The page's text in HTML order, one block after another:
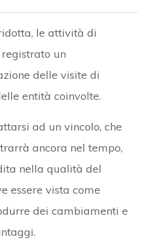
le attività di
un
delle visite di
entità coinvolte.
ad un vincolo, che
ancora nel tempo,
nella qualità del
essere vista come
dei cambiamenti e